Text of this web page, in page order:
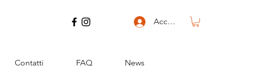
Accedi
Contatti FAQ News